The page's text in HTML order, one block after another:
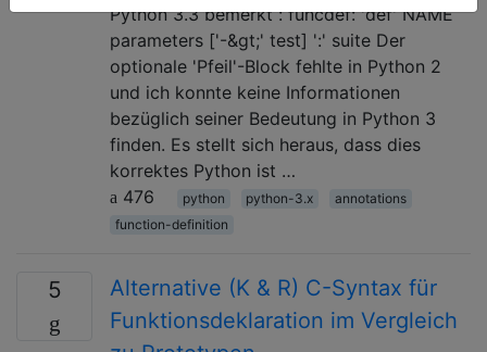
Python 3.3 bemerkt : funcdef: 'def' NAME
parameters ['-&gt;' test] ':' suite Der
optionale 'Pfeil'-Block fehlte in Python 2
und ich konnte keine Informationen
bezüglich seiner Bedeutung in Python 3
finden. Es stellt sich heraus, dass dies
korrektes Python ist …
476
python python-3.x
annotations
function-definition
5
Alternative (K & R) C-Syntax für
Funktionsdeklaration im Vergleich